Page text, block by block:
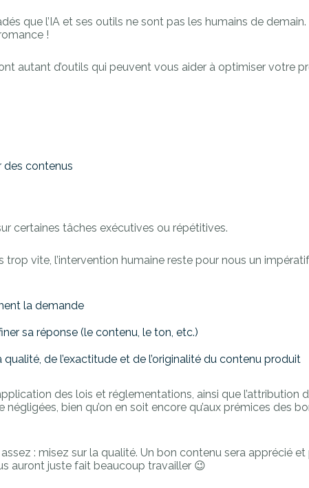
que l’IA et ses outils ne sont pas les humains de demain.
!
autant d’outils qui peuvent vous aider à optimiser votre
des contenus
certaines tâches exécutives ou répétitives.
trop vite, l’intervention humaine reste pour nous un
la demande
sa réponse (le contenu, le ton, etc.)
de l’exactitude et de l’originalité du contenu produit
des lois et réglementations, ainsi que l’attribution
négligées, bien qu’on en soit encore qu’aux prémices des
: misez sur la qualité. Un bon contenu sera apprécié
auront juste fait beaucoup travailler 😉